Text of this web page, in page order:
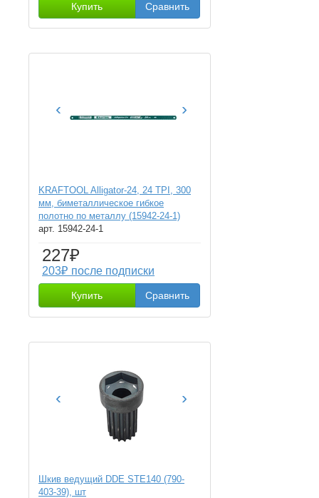
Купить Сравнить
‹ ›
KRAFTOOL Alligator-24, 24 TPI, 300
мм, биметаллическое гибкое
полотно по металлу (15942-24-1)
арт. 15942-24-1
227₽
203₽ после подписки
Купить Сравнить
‹ ›
Шкив ведущий DDE STE140 (790-
403-39), шт